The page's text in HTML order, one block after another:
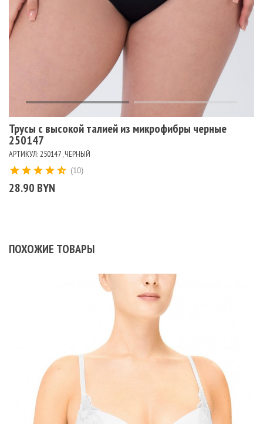
Трусы с высокой талией из микрофибры черные
250147
АРТИКУЛ: 250147 , ЧЕРНЫЙ
28.90 BYN
(10)
ПОХОЖИЕ ТОВАРЫ